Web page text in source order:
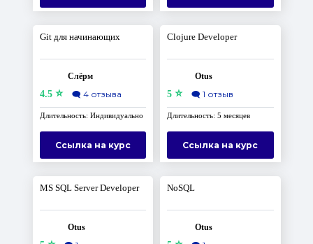
Git для начинающих
Слёрм
4.5⭐ 🗨️ 4 отзыва
Длительность: Индивидуально
Ссылка на курс
Clojure Developer
Otus
5 ⭐ 🗨️ 1 отзыв
Длительность: 5 месяцев
Ссылка на курс
MS SQL Server Developer
Otus
NoSQL
Otus